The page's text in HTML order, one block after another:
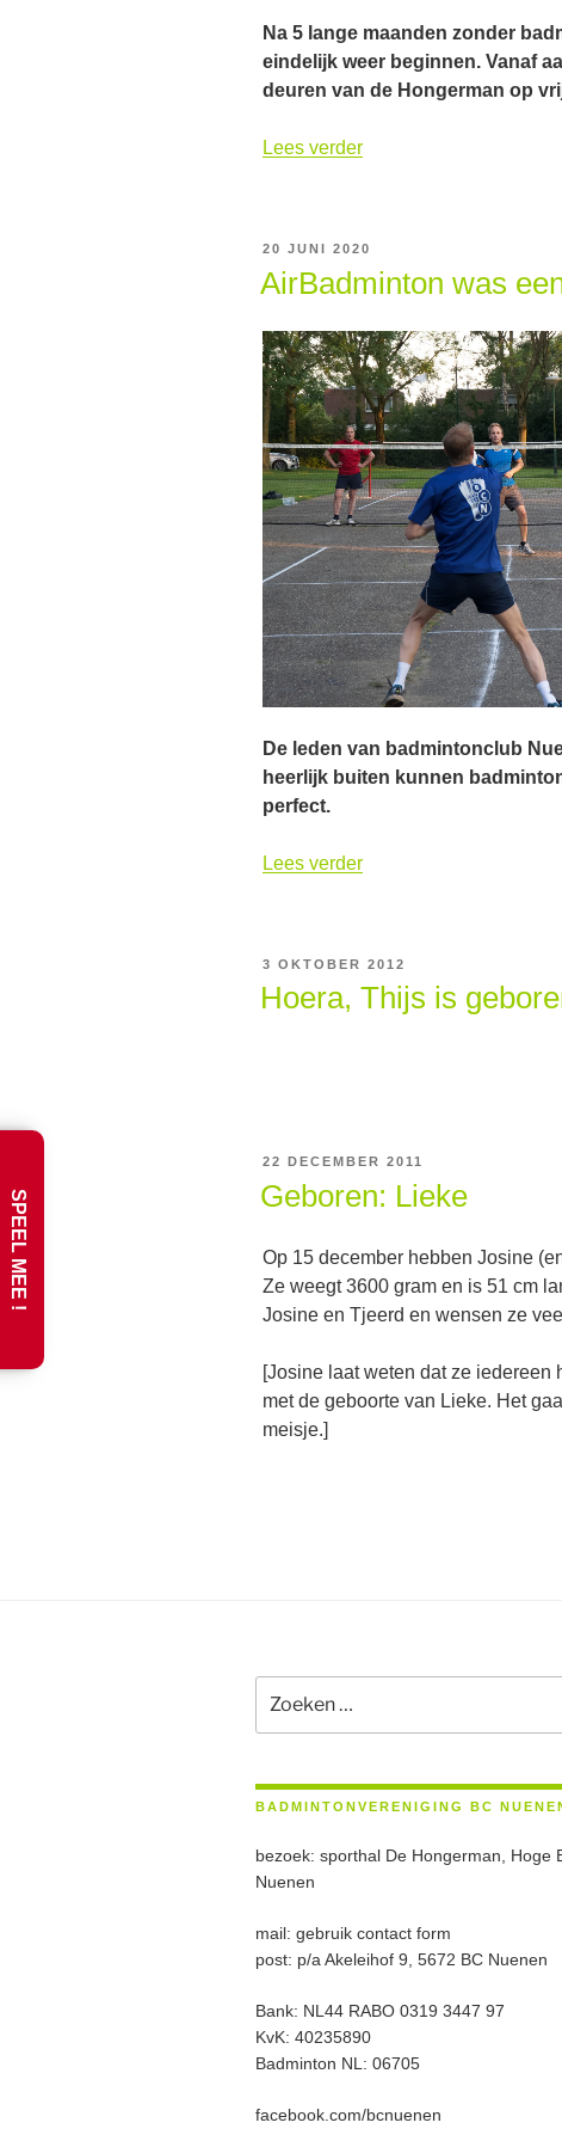
Na 5 lange maanden zonder
eindelijk weer beginnen. Vanaf
deuren van de Hongerman op
Lees verder“Eindelijk
GEPLAATST
20 JUNI 2020
AirBadminton was
De leden van badmintonclub
heerlijk buiten kunnen
perfect.
Lees verder“AirBadminton
GEPLAATST
3 OKTOBER 2012
Hoera, Thijs is
GEPLAATST
22 DECEMBER 2011
Geboren: Lieke
Op 15 december hebben Josine
Ze weegt 3600 gram en is 51 cm
Josine en Tjeerd en wensen ze
[Josine laat weten dat ze
met de geboorte van Lieke. Het
meisje.]
naar:
BADMINTONVERENIGING BC
bezoek: sporthal De Hongerman, Hoge
Nuenen
mail: gebruik contact form
post: p/a Akeleihof 9, 5672 BC Nuenen
Bank: NL44 RABO 0319 3447 97
KvK: 40235890
Badminton NL: 06705
facebook.com/bcnuenen
SPEEL MEE !